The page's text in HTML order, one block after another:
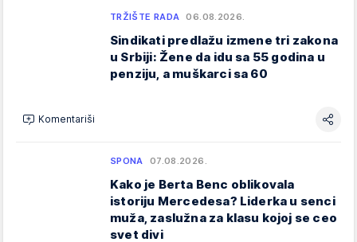
TRŽIŠTE RADA 06.08.2026.
Sindikati predlažu izmene tri zakona
u Srbiji: Žene da idu sa 55 godina u
penziju, a muškarci sa 60
Komentariši
SPONA 07.08.2026.
Kako je Berta Benc oblikovala
istoriju Mercedesa? Liderka u senci
muža, zaslužna za klasu kojoj se ceo
svet divi